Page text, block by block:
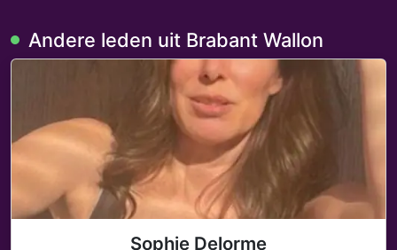
Andere leden uit Brabant Wallon
Sophie Delorme